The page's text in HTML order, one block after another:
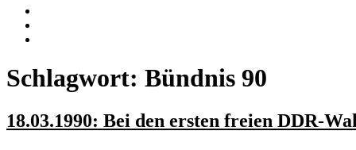
Schlagwort: Bündnis 90
18.03.1990: Bei den ersten freien DDR-